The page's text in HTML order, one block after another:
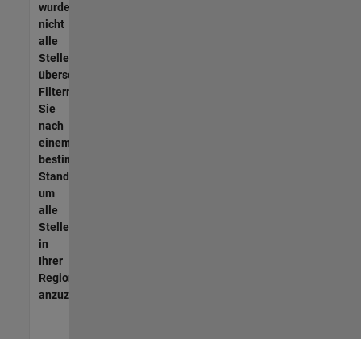
wurden
nicht
alle
Stellen
übersetzt.
Filtern
Sie
nach
einem
bestimmten
Standort,
um
alle
Stellenangebote
in
Ihrer
Region
anzuzeigen.